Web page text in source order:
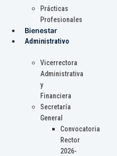
Prácticas
Profesionales
Bienestar
Administrativo
Vicerrectora
Administrativa
y
Financiera
Secretaría
General
Convocatoria
Rector
2026-